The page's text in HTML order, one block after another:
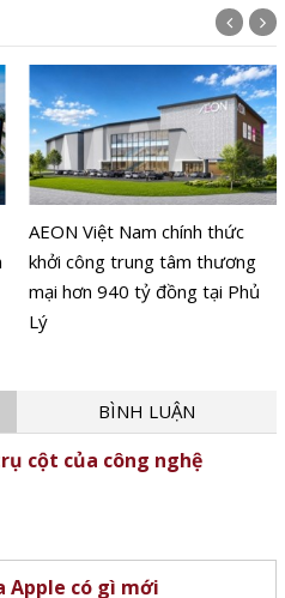
AEON Việt Nam chính thức
khởi công trung tâm thương
mại hơn 940 tỷ đồng tại Phủ
Lý
BÌNH LUẬN
cột của công nghệ
Apple có gì mới